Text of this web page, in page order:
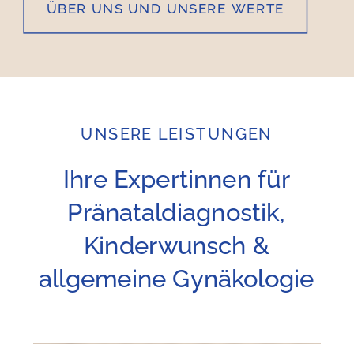
ÜBER UNS UND UNSERE WERTE
UNSERE LEISTUNGEN
Ihre Expertinnen für
Pränataldiagnostik,
Kinderwunsch &
allgemeine Gynäkologie